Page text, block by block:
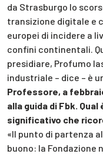
da Strasburgo lo
transizione digitale e
europei di incidere a
confini continentali.
presidiare, Profumo
industriale – dice – è
Professore, a
alla guida di Fbk.
significativo che
«Il punto di partenza
buono: la Fondazione